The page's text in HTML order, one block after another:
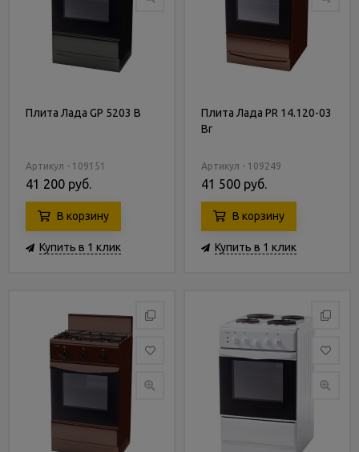
Плита Лада GP 5203 B
Артикул - 109151
41 200 руб.
В корзину
Купить в 1 клик
Плита Лада PR 14.120-03
Br
Артикул - 109249
41 500 руб.
В корзину
Купить в 1 клик